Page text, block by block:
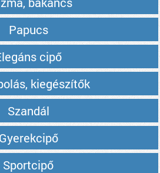
Papucs
cipő
kiegészítők
Szandál
Gyerekcipő
Sportcipő